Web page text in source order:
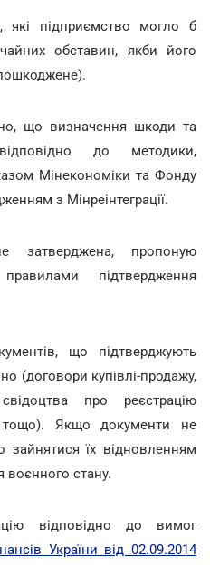
які підприємство могло б
обставин, якби його
що визначення шкоди та
до методики,
Мінекономіки та Фонду
з Мінреінтеграції.
затверджена, пропоную
підтвердження
що підтверджують
(договори купівлі-продажу,
про реєстрацію
тощо). Якщо документи не
зайнятися їх відновленням
воєнного стану.
відповідно до вимог
України від 02.09.2014